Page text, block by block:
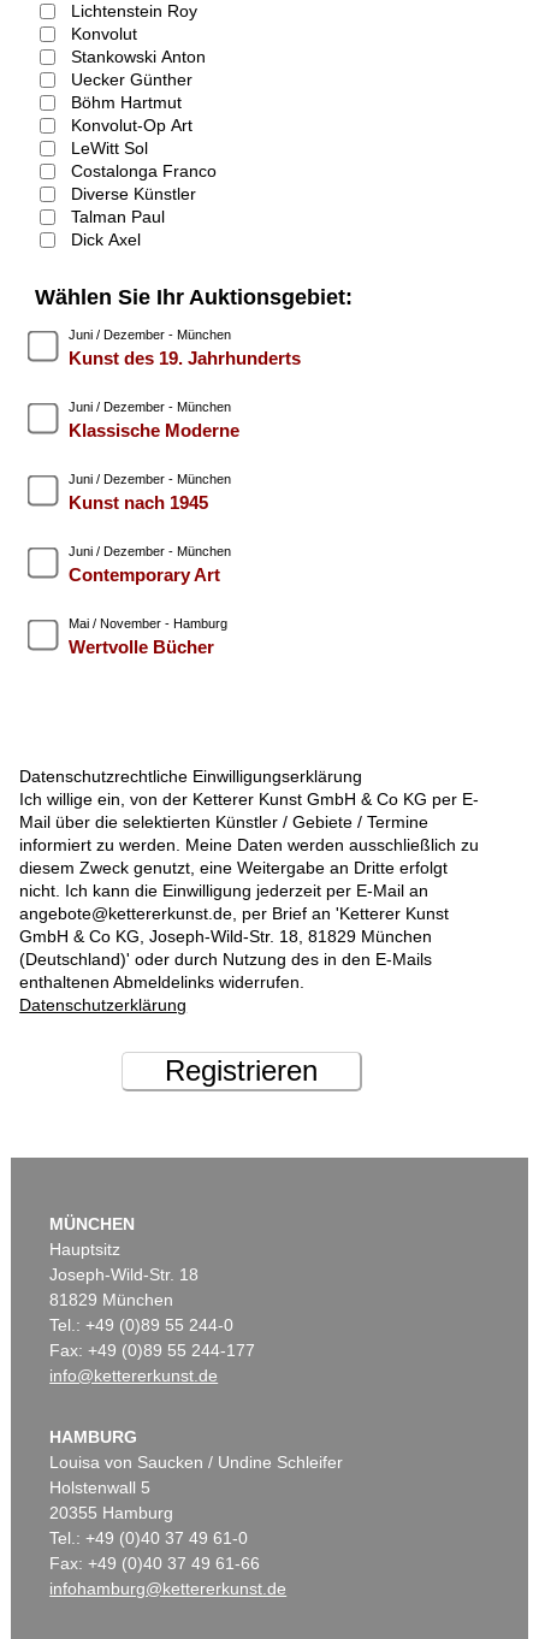
Lichtenstein Roy
Konvolut
Stankowski Anton
Uecker Günther
Böhm Hartmut
Konvolut-Op Art
LeWitt Sol
Costalonga Franco
Diverse Künstler
Talman Paul
Dick Axel
Wählen Sie Ihr Auktionsgebiet:
Juni / Dezember - München
Kunst des 19. Jahrhunderts
Juni / Dezember - München
Klassische Moderne
Juni / Dezember - München
Kunst nach 1945
Juni / Dezember - München
Contemporary Art
Mai / November - Hamburg
Wertvolle Bücher
Datenschutzrechtliche Einwilligungserklärung
Ich willige ein, von der Ketterer Kunst GmbH & Co KG per E-
Mail über die selektierten Künstler / Gebiete / Termine
informiert zu werden. Meine Daten werden ausschließlich zu
diesem Zweck genutzt, eine Weitergabe an Dritte erfolgt
nicht. Ich kann die Einwilligung jederzeit per E-Mail an
angebote@kettererkunst.de, per Brief an 'Ketterer Kunst
GmbH & Co KG, Joseph-Wild-Str. 18, 81829 München
(Deutschland)' oder durch Nutzung des in den E-Mails
enthaltenen Abmeldelinks widerrufen.
Datenschutzerklärung
Registrieren
MÜNCHEN
Hauptsitz
Joseph-Wild-Str. 18
81829 München
Tel.: +49 (0)89 55 244-0
Fax: +49 (0)89 55 244-177
info@kettererkunst.de
HAMBURG
Louisa von Saucken / Undine Schleifer
Holstenwall 5
20355 Hamburg
Tel.: +49 (0)40 37 49 61-0
Fax: +49 (0)40 37 49 61-66
infohamburg@kettererkunst.de